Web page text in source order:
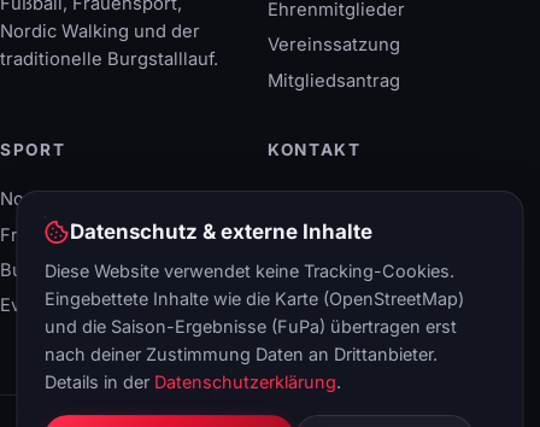
Nordic Walking und der
traditionelle Burgstalllauf.
Ehrenmitglieder
Vereinssatzung
Mitgliedsantrag
SPORT
Nordic Walking
Frauensport
Burgstalllauf
Events & Termine
KONTAKT
Breitscheidstraße 40
06886 Lutherstadt
+49 (34 91) 408 66-0
info@svs93.de
Datenschutz & externe Inhalte
Diese Website verwendet keine Tracking-Cookies.
Eingebettete Inhalte wie die Karte (OpenStreetMap)
und die Saison-Ergebnisse (FuPa) übertragen erst
nach deiner Zustimmung Daten an Drittanbieter.
Details in der Datenschutzerklärung.